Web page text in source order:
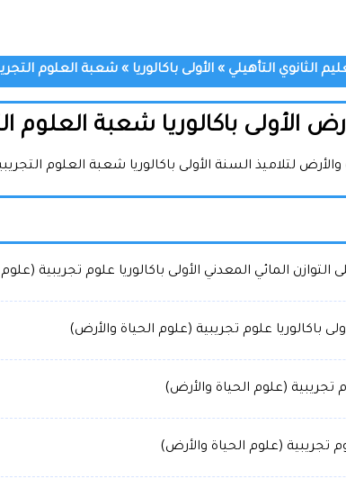
الثانوي التأهيلي » الأولى باكالوريا » شعبة العلوم
الأولى باكالوريا شعبة العلوم
لتلاميذ السنة الأولى باكالوريا شعبة العلوم
المائي المعدني الأولى باكالوريا علوم تجريبية
باكالوريا علوم تجريبية (علوم الحياة والأرض)
تجريبية (علوم الحياة والأرض)
تجريبية (علوم الحياة والأرض)